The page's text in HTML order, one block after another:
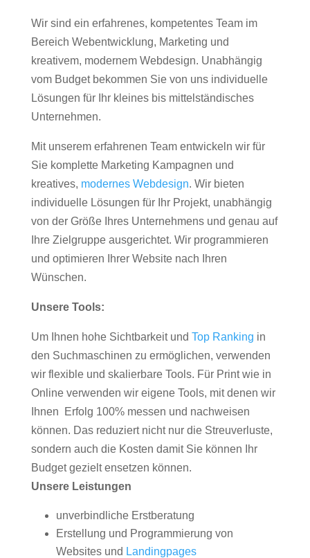
Wir sind ein erfahrenes, kompetentes Team im
Bereich Webentwicklung, Marketing und
kreativem, modernem Webdesign. Unabhängig
vom Budget bekommen Sie von uns individuelle
Lösungen für Ihr kleines bis mittelständisches
Unternehmen.
Mit unserem erfahrenen Team entwickeln wir für
Sie komplette Marketing Kampagnen und
kreatives, modernes Webdesign. Wir bieten
individuelle Lösungen für Ihr Projekt, unabhängig
von der Größe Ihres Unternehmens und genau auf
Ihre Zielgruppe ausgerichtet. Wir programmieren
und optimieren Ihrer Website nach Ihren
Wünschen.
Unsere Tools:
Um Ihnen hohe Sichtbarkeit und Top Ranking in
den Suchmaschinen zu ermöglichen, verwenden
wir flexible und skalierbare Tools. Für Print wie in
Online verwenden wir eigene Tools, mit denen wir
Ihnen Erfolg 100% messen und nachweisen
können. Das reduziert nicht nur die Streuverluste,
sondern auch die Kosten damit Sie können Ihr
Budget gezielt ensetzen können.
Unsere Leistungen
unverbindliche Erstberatung
Erstellung und Programmierung von
Websites und Landingpages